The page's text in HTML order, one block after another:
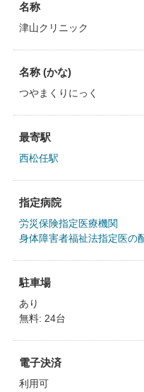
名称
津山クリニック
名称 (かな)
つやまくりにっく
最寄駅
西松任駅
指定病院
労災保険指定医療機関
身体障害者福祉法指定医の
駐車場
あり
無料: 24台
電子決済
利用可